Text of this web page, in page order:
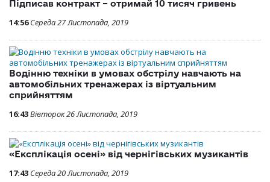
Підписав контракт – отримай 10 тисяч гривень
14:56 Середа 27 Листопада, 2019
Водінню техніки в умовах обстрілу навчають на
автомобільних тренажерах із віртуальним
сприйняттям
16:43Вівторок 26 Листопада, 2019
«Експлікація осені» від чернігівських музикантів
17:43 Середа 20 Листопада, 2019